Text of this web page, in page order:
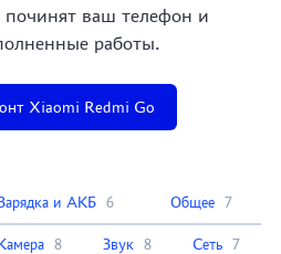
починят ваш телефон и
работы.
Xiaomi Redmi Go
и АКБ 6 Общее 7
Камера 8 Звук 8 Сеть 7